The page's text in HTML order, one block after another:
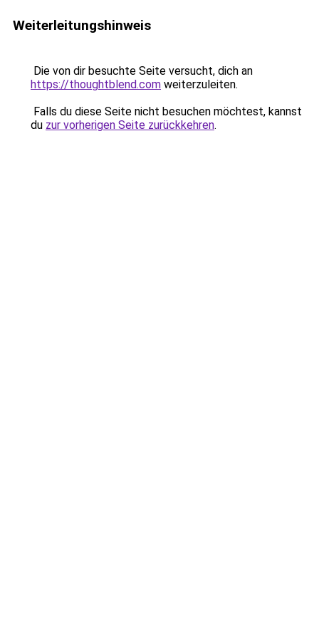
Weiterleitungshinweis
Die von dir besuchte Seite versucht, dich an
https://thoughtblend.com weiterzuleiten.
Falls du diese Seite nicht besuchen möchtest, kannst
du zur vorherigen Seite zurückkehren.